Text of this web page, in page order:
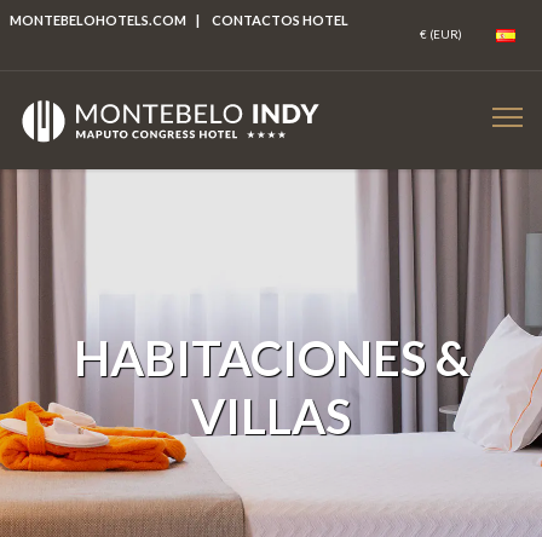
MONTEBELOHOTELS.COM | CONTACTOS HOTEL
HABITACIONES &
VILLAS